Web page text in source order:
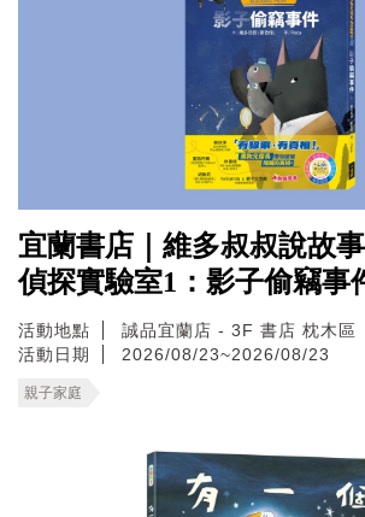
宜蘭書店｜維多叔叔說故
偵探實驗室1：影子偷竊事
活動地點
誠品宜蘭店 - 3F 書店 枕木區
活動日期
2026/08/23~2026/08/23
親子家庭